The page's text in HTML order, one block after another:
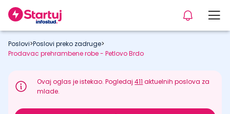
Poslovi>Poslovi preko zadruge>
Prodavac prehrambene robe - Petlovo Brdo
Ovaj oglas je istekao. Pogledaj411 aktuelnih poslova za
mlade.